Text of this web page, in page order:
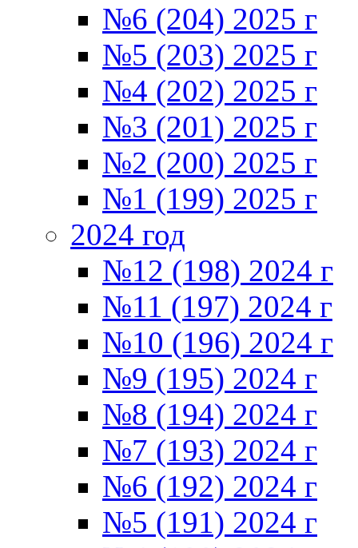
№6 (204) 2025 г
№5 (203) 2025 г
№4 (202) 2025 г
№3 (201) 2025 г
№2 (200) 2025 г
№1 (199) 2025 г
2024 год
№12 (198) 2024 г
№11 (197) 2024 г
№10 (196) 2024 г
№9 (195) 2024 г
№8 (194) 2024 г
№7 (193) 2024 г
№6 (192) 2024 г
№5 (191) 2024 г